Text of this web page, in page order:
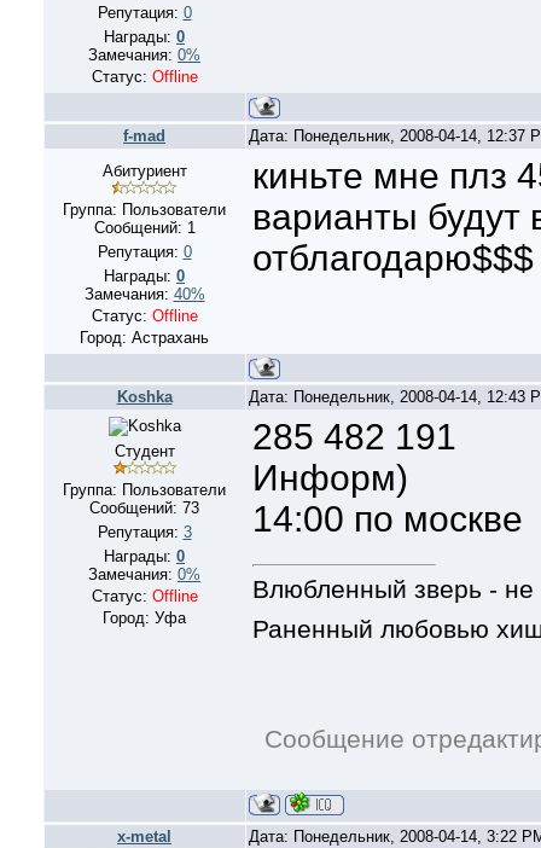
Репутация: 0
Награды: 0
Замечания: 0%
Статус: Offline
f-mad
Дата: Понедельник, 2008-04-14, 12:37
Абитуриент
Группа: Пользователи
Сообщений: 1
Репутация: 0
Награды: 0
Замечания: 40%
Статус: Offline
Город: Астрахань
киньте мне плз
варианты будут
Koshka Дата: Понедельник, 2008-04-14, 12:43
Студент
Группа: Пользователи
Сообщений: 73
Репутация: 3
Награды: 0
Замечания: 0%
Статус: Offline
Город: Уфа
285 482 191
Информ)
14:00 по москве
Влюбленный зверь - не
Раненный любовью
Сообщение
x-metal Дата: Понедельник, 2008-04-14, 3:22